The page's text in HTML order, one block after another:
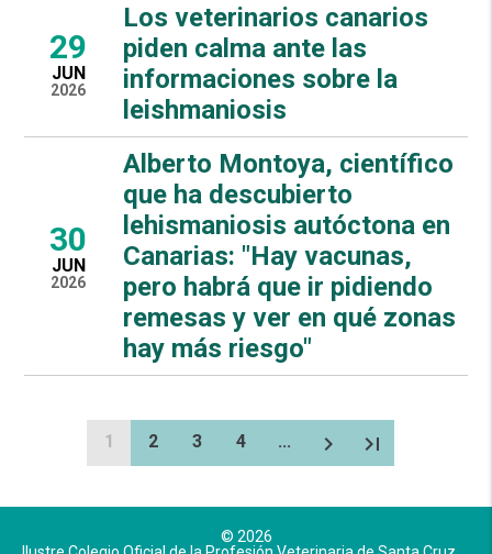
29
JUN
2026
Los veterinarios canarios
piden calma ante las
informaciones sobre la
leishmaniosis
30
JUN
2026
Alberto Montoya, científico
que ha descubierto
lehismaniosis autóctona en
Canarias: "Hay vacunas,
pero habrá que ir pidiendo
remesas y ver en qué zonas
hay más riesgo"
1 2 3 4 ... chevron_right last_page
© 2026